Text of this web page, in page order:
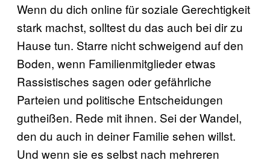
Wenn du dich online für soziale Gerechtigkeit
stark machst, solltest du das auch bei dir zu
Hause tun. Starre nicht schweigend auf den
Boden, wenn Familienmitglieder etwas
Rassistisches sagen oder gefährliche
Parteien und politische Entscheidungen
gutheißen. Rede mit ihnen. Sei der Wandel,
den du auch in deiner Familie sehen willst.
Und wenn sie es selbst nach mehreren